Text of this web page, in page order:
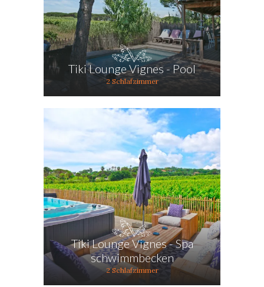
Tiki Lounge Vignes - Pool
2 Schlafzimmer
Tiki Lounge Vignes - Spa
schwimmbecken
2 Schlafzimmer